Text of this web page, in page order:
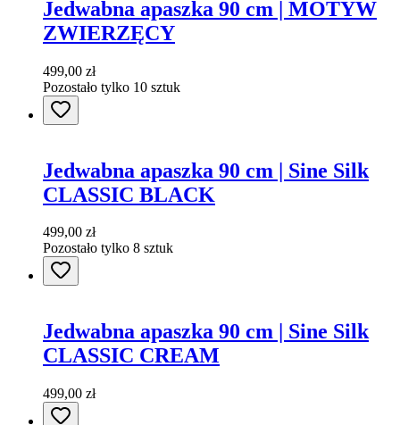
Jedwabna apaszka 90 cm | MOTYW
ZWIERZĘCY
499,00 zł
Pozostało tylko 10 sztuk
Jedwabna apaszka 90 cm | Sine Silk
CLASSIC BLACK
499,00 zł
Pozostało tylko 8 sztuk
Jedwabna apaszka 90 cm | Sine Silk
CLASSIC CREAM
499,00 zł